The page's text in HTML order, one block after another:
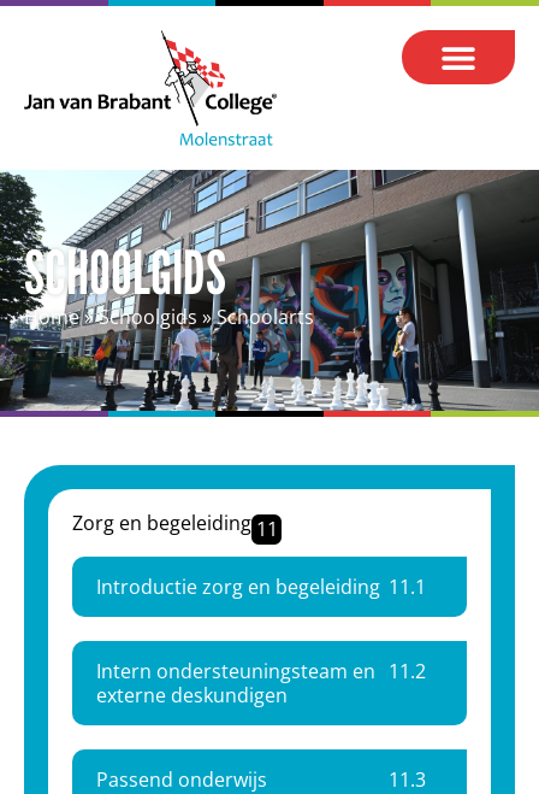
SCHOOLGIDS
Home»Schoolgids »Schoolarts
Zorg en begeleiding 11
Introductie zorg en begeleiding 11.1
Intern ondersteuningsteam en
externe deskundigen
11.2
Passend onderwijs 11.3